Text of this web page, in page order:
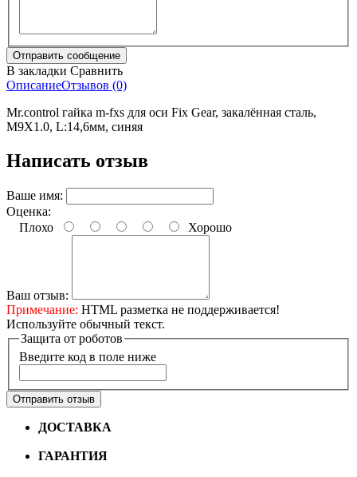
В закладки Сравнить
ОписаниеОтзывов (0)
Mr.control гайка m-fxs для оси Fix Gear, закалённая сталь,
M9X1.0, L:14,6мм, синяя
Написать отзыв
Ваше имя:
Оценка:
Плохо
Хорошо
Ваш отзыв:
Примечание: HTML разметка не поддерживается!
Используйте обычный текст.
Защита от роботов
Введите код в поле ниже
Отправить отзыв
ДОСТАВКА
ГАРАНТИЯ